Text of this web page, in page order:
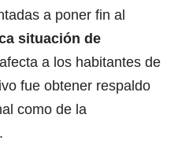
a poner fin al
situación de
a los habitantes de
fue obtener respaldo
como de la